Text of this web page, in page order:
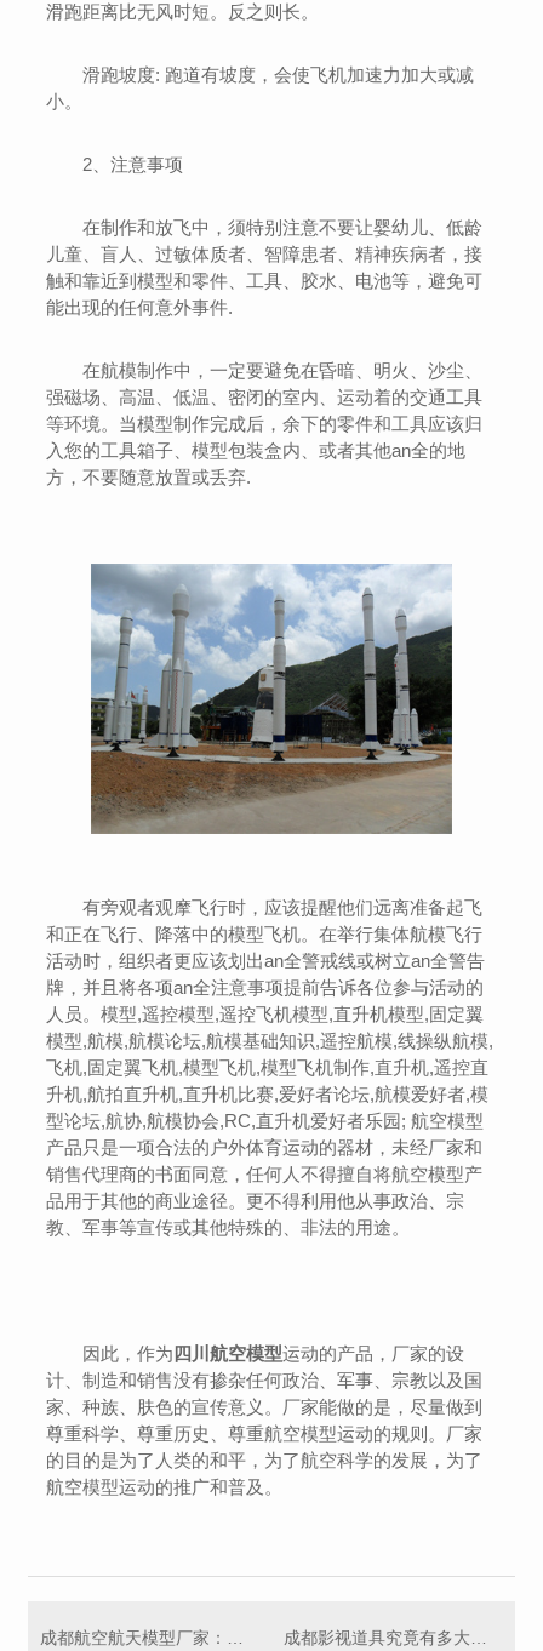
滑跑距离比无风时短。反之则长。
滑跑坡度: 跑道有坡度，会使飞机加速力加大或减
小。
2、注意事项
在制作和放飞中，须特别注意不要让婴幼儿、低龄
儿童、盲人、过敏体质者、智障患者、精神疾病者，接
触和靠近到模型和零件、工具、胶水、电池等，避免可
能出现的任何意外事件.
在航模制作中，一定要避免在昏暗、明火、沙尘、
强磁场、高温、低温、密闭的室内、运动着的交通工具
等环境。当模型制作完成后，余下的零件和工具应该归
入您的工具箱子、模型包装盒内、或者其他an全的地
方，不要随意放置或丢弃.
有旁观者观摩飞行时，应该提醒他们远离准备起飞
和正在飞行、降落中的模型飞机。在举行集体航模飞行
活动时，组织者更应该划出an全警戒线或树立an全警告
牌，并且将各项an全注意事项提前告诉各位参与活动的
人员。模型,遥控模型,遥控飞机模型,直升机模型,固定翼
模型,航模,航模论坛,航模基础知识,遥控航模,线操纵航模,
飞机,固定翼飞机,模型飞机,模型飞机制作,直升机,遥控直
升机,航拍直升机,直升机比赛,爱好者论坛,航模爱好者,模
型论坛,航协,航模协会,RC,直升机爱好者乐园; 航空模型
产品只是一项合法的户外体育运动的器材，未经厂家和
销售代理商的书面同意，任何人不得擅自将航空模型产
品用于其他的商业途径。更不得利用他从事政治、宗
教、军事等宣传或其他特殊的、非法的用途。
因此，作为四川航空模型运动的产品，厂家的设
计、制造和销售没有掺杂任何政治、军事、宗教以及国
家、种族、肤色的宣传意义。厂家能做的是，尽量做到
尊重科学、尊重历史、尊重航空模型运动的规则。厂家
的目的是为了人类的和平，为了航空科学的发展，为了
航空模型运动的推广和普及。